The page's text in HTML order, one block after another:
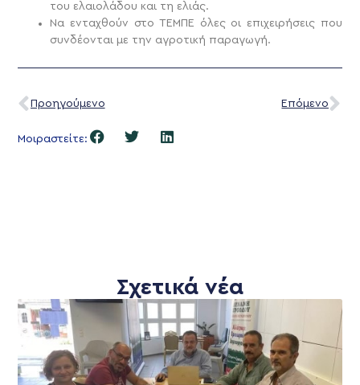
του ελαιολάδου και τη ελιάς.
Να ενταχθούν στο ΤΕΜΠΕ όλες οι επιχειρήσεις που
συνδέονται με την αγροτική παραγωγή.
Προηγούμενο Επόμενο
Μοιραστείτε:
Σχετικά νέα